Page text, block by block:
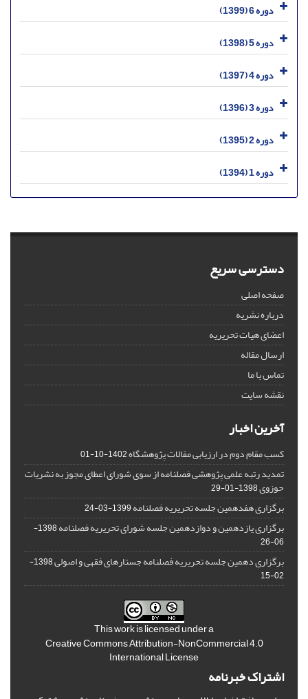
دوره 6 (1399)
دوره 5 (1398)
دوره 4 (1397)
دوره 3 (1396)
دوره 2 (1395)
دوره 1 (1394)
دسترسی سریع
صفحه اصلی
درباره نشریه
اعضای هیات تحریریه
ارسال مقاله
تماس با ما
نقشه سایت
آخرین اخبار
کسب مقام دوم در ارزیابی مقالات پژوهشگاه1402-10-01
تمدید رتبه علمی پژوهشی فصلنامه از سوی شورای اعطای مجوز به نشریات
حوزوی1398-01-29
برگزاری هفدهمین جلسه تحریریه فصلنامه1399-03-24
برگزاری یازدهمین و دوازدهمین جلسه شورای تحریریه فصلنامه
1398-
06-26
برگزاری دهمین جلسه تحریریه فصلنامه جستارهای فقهی و اصولی
1398-
02-15
This work is licensed under a
Creative Commons Attribution-NonCommercial 4.0
International License
اشتراک خبرنامه